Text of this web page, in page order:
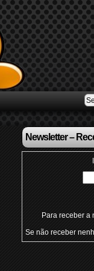
Newsletter –
Para receber a
Se não receber